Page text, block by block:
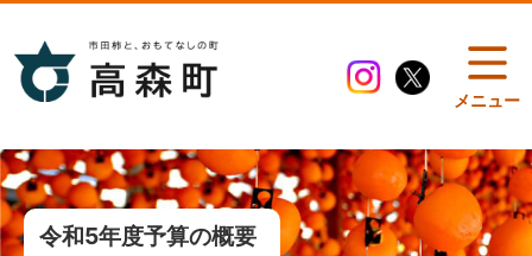
メニュー
令和5年度予算の概要